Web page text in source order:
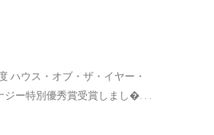
ハウス・オブ・ザ・イヤー・
ジー特別優秀賞受賞しまし�. . .